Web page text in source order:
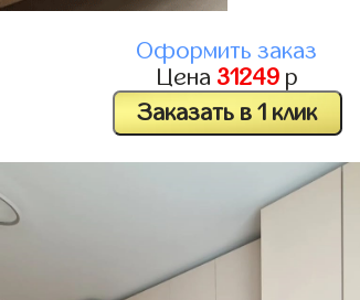
Оформить заказ
Цена 31249р
Заказать в 1 клик